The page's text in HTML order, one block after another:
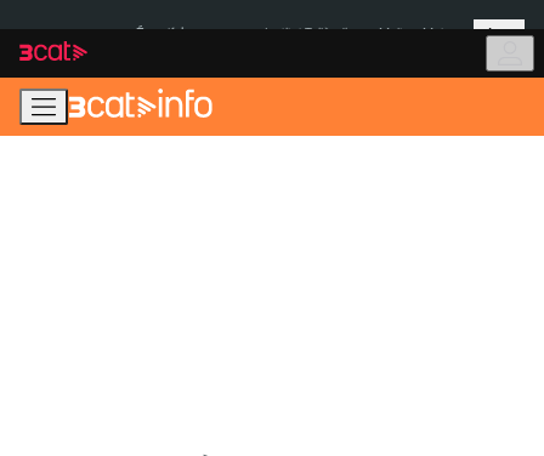
navegació
principal
contingut
Més